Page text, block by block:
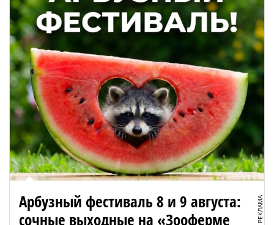
РЕКЛАМА
Арбузный фестиваль 8 и 9 августа:
сочные выходные на «Зооферме